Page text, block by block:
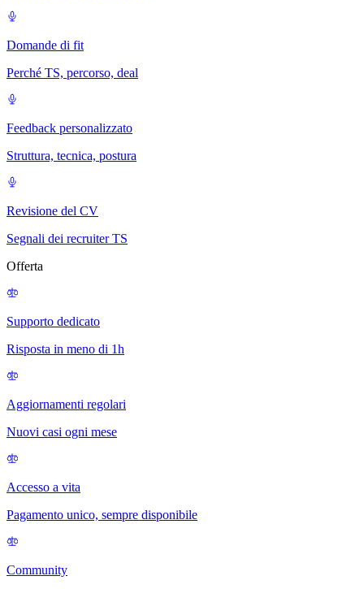
Domande di fit
Perché TS, percorso, deal
Feedback personalizzato
Struttura, tecnica, postura
Revisione del CV
Segnali dei recruiter TS
Offerta
Supporto dedicato
Risposta in meno di 1h
Aggiornamenti regolari
Nuovi casi ogni mese
Accesso a vita
Pagamento unico, sempre disponibile
Community